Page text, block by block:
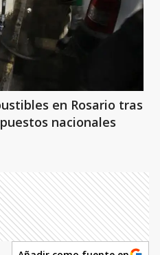
en Rosario tras
nacionales